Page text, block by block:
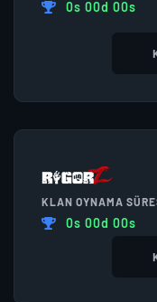
0s 00d 00s
KLAN OYNAMA
0s 00d 00s